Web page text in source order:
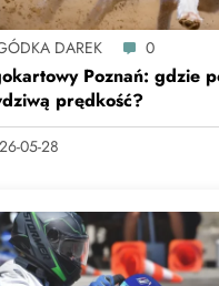
DAREK 0
Poznań: gdzie
prędkość?
05-28